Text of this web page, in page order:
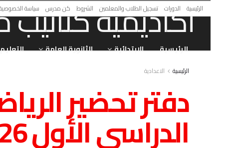
الرئيسية الدورات تسجيل الطلاب والمعلمين الشروط كن مدرس سياسة
الرئيسية الابتدائية الثانوية العامة
الرئيسية الاعدادية
دفتر تحضير
الدراسي الأول 2026